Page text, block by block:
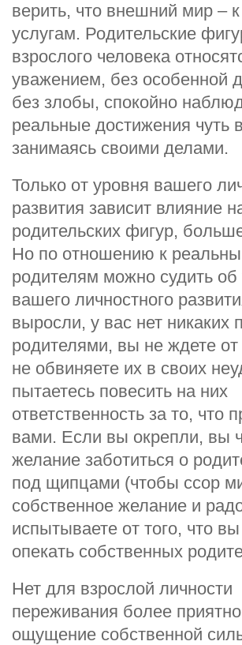
верить, что внешний мир – к
услугам. Родительские
взрослого человека
уважением, без особенной
без злобы, спокойно
реальные достижения чуть
занимаясь своими делами.
Только от уровня вашего
развития зависит влияние
родительских фигур,
Но по отношению к
родителям можно судить об
вашего личностного
выросли, у вас нет никаких
родителями, вы не ждете от
не обвиняете их в своих
пытаетесь повесить на них
ответственность за то, что
вами. Если вы окрепли, вы
желание заботиться о
под щипцами (чтобы ссор
собственное желание и
испытываете от того, что
опекать собственных
Нет для взрослой личности
переживания более
ощущение собственной